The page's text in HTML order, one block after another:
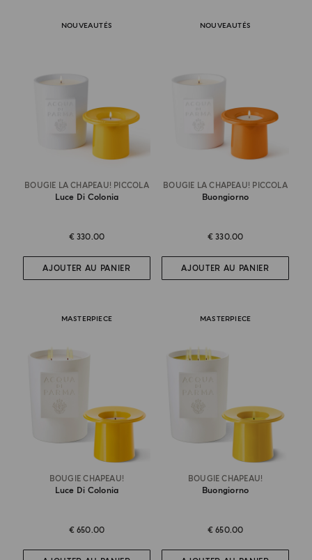
NOUVEAUTÉS
BOUGIE LA CHAPEAU! PICCOLA
Luce Di Colonia
€ 330.00
AJOUTER AU PANIER
NOUVEAUTÉS
BOUGIE LA CHAPEAU! PICCOLA
Buongiorno
€ 330.00
AJOUTER AU PANIER
MASTERPIECE
BOUGIE CHAPEAU!
Luce Di Colonia
€ 650.00
MASTERPIECE
BOUGIE CHAPEAU!
Buongiorno
€ 650.00